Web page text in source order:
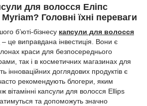
для волосся Еліпс
Головні їхні переваги
б’юті-бізнесу капсули для волосся
– це виправдана інвестиція. Вони є
краси для безпосереднього
так і в косметичних магазинах для
інноваційних доглядових продуктів є
рекомендують блогери, яким
вітамінні капсули для волосся Ellips
та допоможуть значно